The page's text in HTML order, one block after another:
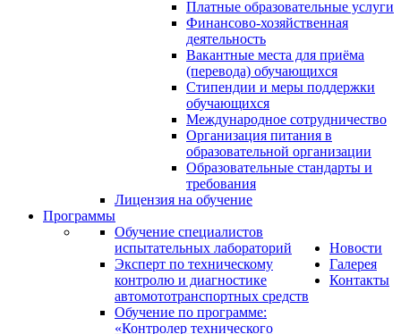
Платные образовательные услуги
Финансово-хозяйственная
деятельность
Вакантные места для приёма
(перевода) обучающихся
Стипендии и меры поддержки
обучающихся
Международное сотрудничество
Организация питания в
образовательной организации
Образовательные стандарты и
требования
Лицензия на обучение
Программы
Обучение специалистов
испытательных лабораторий
Эксперт по техническому
контролю и диагностике
автомототранспортных средств
Обучение по программе:
«Контролер технического
Новости
Галерея
Контакты